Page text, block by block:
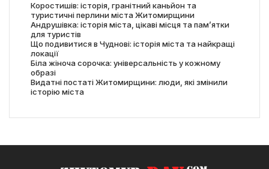
Коростишів: історія, гранітний каньйон та
туристичні перлини міста Житомирщини
Андрушівка: історія міста, цікаві місця та пам’ятки
для туристів
Що подивитися в Чуднові: історія міста та найкращі
локації
Біла жіноча сорочка: універсальність у кожному
образі
Видатні постаті Житомирщини: люди, які змінили
історію міста